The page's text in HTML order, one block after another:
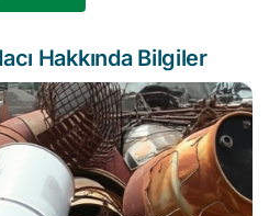
Hakkında Bilgiler